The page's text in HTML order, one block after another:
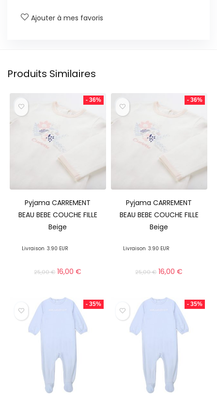
Ajouter à mes favoris
Produits Similaires
- 36%
Pyjama CARREMENT
BEAU BEBE COUCHE FILLE
Beige
Livraison 3.90 EUR
25,00€ 16,00€
- 36%
Pyjama CARREMENT
BEAU BEBE COUCHE FILLE
Beige
Livraison 3.90 EUR
25,00€ 16,00€
- 35% - 35%